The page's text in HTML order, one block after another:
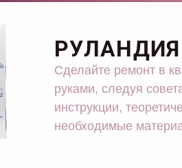
РУЛАНДИЯ
Сделайте ремонт в
руками, следуя
инструкции,
необходимые